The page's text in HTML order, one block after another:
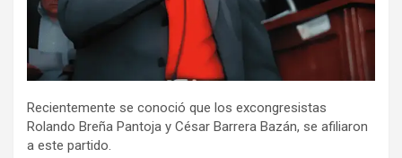
Recientemente se conoció que los excongresistas
Rolando Breña Pantoja y César Barrera Bazán, se afiliaron
a este partido.